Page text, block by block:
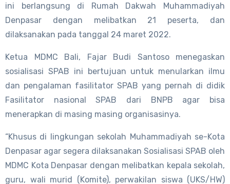
ini berlangsung di Rumah Dakwah Muhammadiyah
Denpasar dengan melibatkan 21 peserta, dan
dilaksanakan pada tanggal 24 maret 2022.
Ketua MDMC Bali, Fajar Budi Santoso menegaskan
sosialisasi SPAB ini bertujuan untuk menularkan ilmu
dan pengalaman fasilitator SPAB yang pernah di didik
Fasilitator nasional SPAB dari BNPB agar bisa
menerapkan di masing masing organisasinya.
“Khusus di lingkungan sekolah Muhammadiyah se-Kota
Denpasar agar segera dilaksanakan Sosialisasi SPAB oleh
MDMC Kota Denpasar dengan melibatkan kepala sekolah,
guru, wali murid (Komite), perwakilan siswa (UKS/HW)